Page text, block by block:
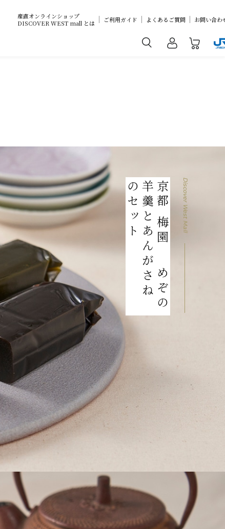
産直オンラインショップ
DISCOVER WEST mall とは
ご利用ガイド よくあるご質問 お問い合わ
Discover West Mall
京都 梅園 うめぞの
羊羹とあんがさね
のセット